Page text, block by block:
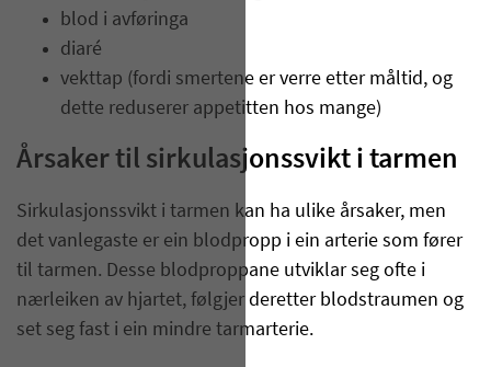
blod i avføringa
diaré
vekttap (fordi smertene er verre etter måltid, og
dette reduserer appetitten hos mange)
Årsaker til sirkulasjonssvikt i tarmen
Sirkulasjonssvikt i tarmen kan ha ulike årsaker, men
det vanlegaste er ein blodpropp i ein arterie som fører
til tarmen. Desse blodproppane utviklar seg ofte i
nærleiken av hjartet, følgjer deretter blodstraumen og
set seg fast i ein mindre tarmarterie.